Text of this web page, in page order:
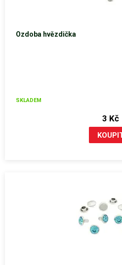
Ozdoba hvězdička
SKLADEM
3 Kč